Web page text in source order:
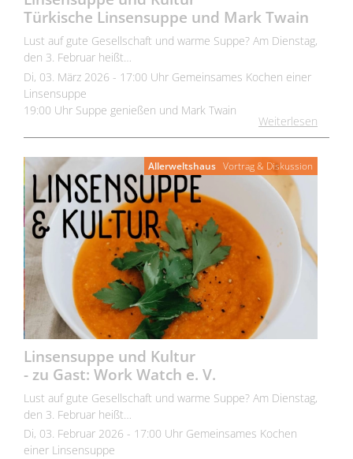
Türkische Linsensuppe und Mark Twain
Lust auf gute Gesellschaft und warme Suppe? Am Dienstag,
den 3. Februar heißt…
Di, 03. März 2026 - 17:00 Uhr Gemeinsames Kochen einer
Linsensuppe
19:00 Uhr Suppe genießen und Mark Twain
Weiterlesen
Allerweltshaus Vortrag & Diskussion
Linsensuppe und Kultur
- zu Gast: Work Watch e. V.
Lust auf gute Gesellschaft und warme Suppe? Am Dienstag,
den 3. Februar heißt…
Di, 03. Februar 2026 - 17:00 Uhr Gemeinsames Kochen
einer Linsensuppe